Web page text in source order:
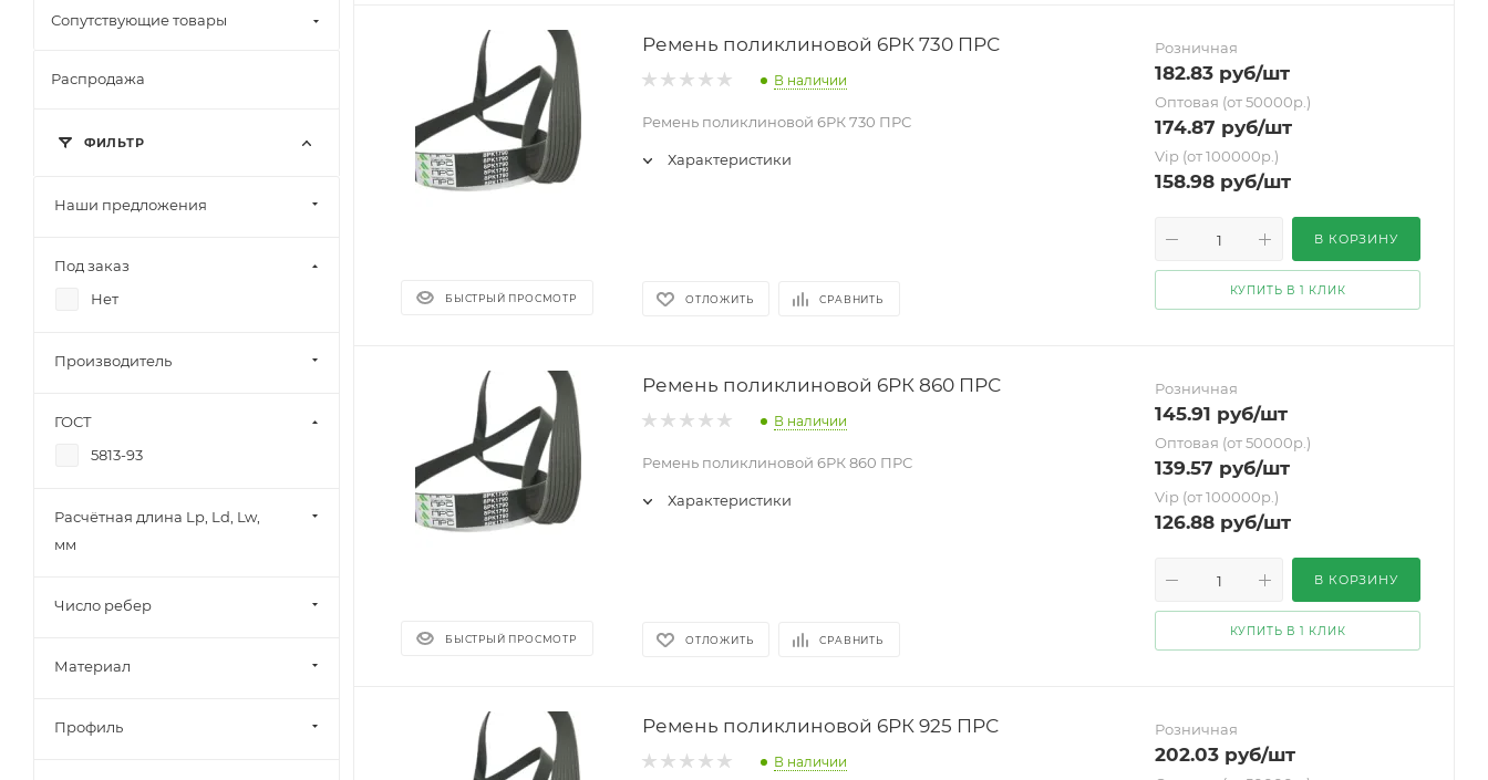
БЫСТРЫЙ ПРОСМОТР
Ремень поликлиновой 6РК 730 ПРС
В наличии
Ремень поликлиновой 6РК 730 ПРС
Характеристики
ОТЛОЖИТЬ СРАВНИТЬ
Розничная
182.83 руб/шт
Оптовая (от 50000р.)
174.87 руб/шт
Vip (от 100000р.)
158.98 руб/шт
В КОРЗИНУ
КУПИТЬ В 1 КЛИК
БЫСТРЫЙ ПРОСМОТР
Ремень поликлиновой 6РК 860 ПРС
В наличии
Ремень поликлиновой 6РК 860 ПРС
Характеристики
ОТЛОЖИТЬ СРАВНИТЬ
Розничная
145.91 руб/шт
Оптовая (от 50000р.)
139.57 руб/шт
Vip (от 100000р.)
126.88 руб/шт
В КОРЗИНУ
КУПИТЬ В 1 КЛИК
Ремень поликлиновой 6РК 925 ПРС
В наличии
Розничная
202.03 руб/шт
Сопутствующие товары
Распродажа
ФИЛЬТР
Наши предложения
Под заказ
Нет
Производитель
ГОСТ
5813-93
Расчётная длина Lp, Ld, Lw,
мм
Число ребер
Материал
Профиль